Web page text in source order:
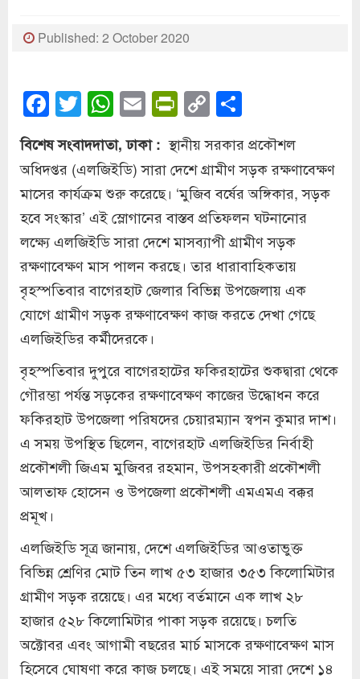
Published: 2 October 2020
Facebook
Twitter
WhatsApp
EmailPrintFriendly
Copy
Link
বিশেষ সংবাদদাতা, ঢাকা : স্থানীয় সরকার প্রকৌশল
অধিদপ্তর (এলজিইডি) সারা দেশে গ্রামীণ সড়ক রক্ষণাবেক্ষণ
মাসের কার্যক্রম শুরু করেছে। ‘মুজিব বর্ষের অঙ্গিকার, সড়ক
হবে সংস্কার’ এই স্লোগানের বাস্তব প্রতিফলন ঘটনানোর
লক্ষ্যে এলজিইডি সারা দেশে মাসব্যাপী গ্রামীণ সড়ক
রক্ষণাবেক্ষণ মাস পালন করছে। তার ধারাবাহিকতায়
বৃহস্পতিবার বাগেরহাট জেলার বিভিন্ন উপজেলায় এক
যোগে গ্রামীণ সড়ক রক্ষণাবেক্ষণ কাজ করতে দেখা গেছে
এলজিইডির কর্মীদেরকে।
বৃহস্পতিবার দুপুরে বাগেরহাটের ফকিরহাটের শুকদ্বারা থেকে
গৌরম্ভা পর্যন্ত সড়কের রক্ষণাবেক্ষণ কাজের উদ্ধোধন করে
ফকিরহাট উপজেলা পরিষদের চেয়ারম্যান স্বপন কুমার দাশ।
এ সময় উপস্থিত ছিলেন, বাগেরহাট এলজিইডির নির্বাহী
প্রকৌশলী জিএম মুজিবর রহমান, উপসহকারী প্রকৌশলী
আলতাফ হোসেন ও উপজেলা প্রকৌশলী এমএমএ বক্কর
প্রমূখ।
এলজিইডি সূত্র জানায়, দেশে এলজিইডির আওতাভুক্ত
বিভিন্ন শ্রেণির মোট তিন লাখ ৫৩ হাজার ৩৫৩ কিলোমিটার
গ্রামীণ সড়ক রয়েছে। এর মধ্যে বর্তমানে এক লাখ ২৮
হাজার ৫২৮ কিলোমিটার পাকা সড়ক রয়েছে। চলতি
অক্টোবর এবং আগামী বছরের মার্চ মাসকে রক্ষণাবেক্ষণ মাস
হিসেবে ঘোষণা করে কাজ চলছে। এই সময়ে সারা দেশে ১৪